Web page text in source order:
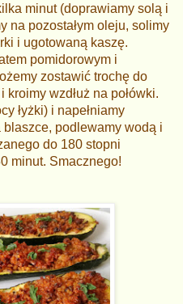
minut (doprawiamy solą i
na pozostałym oleju, solimy
i ugotowaną kaszę.
pomidorowym i
zostawić trochę do
wzdłuż na połówki.
łyżki) i napełniamy
blaszce, podlewamy wodą i
do 180 stopni
minut. Smacznego!